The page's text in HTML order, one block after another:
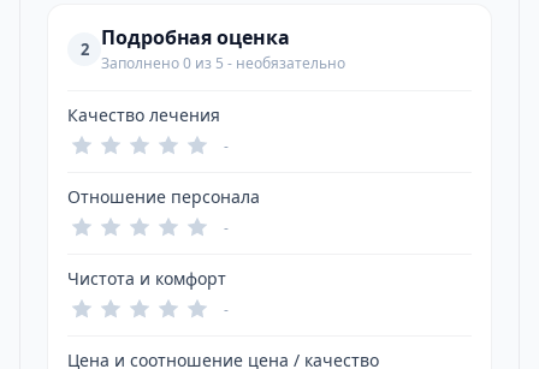
2 Подробная оценка
Заполнено 0 из 5 - необязательно
Качество лечения
-
Отношение персонала
-
Чистота и комфорт
-
Цена и соотношение цена / качество